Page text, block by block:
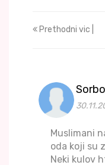
Prethodni vic |
Muslimani
oda koji su
Neki kulov